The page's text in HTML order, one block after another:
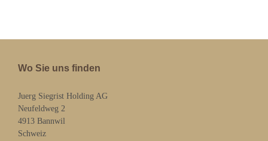
Wo Sie uns finden
Juerg Siegrist Holding AG
Neufeldweg 2
4913 Bannwil
Schweiz